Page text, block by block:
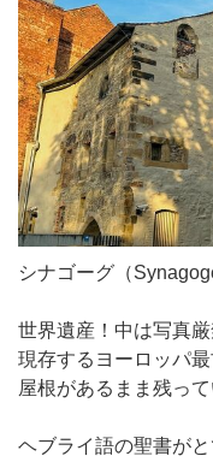
シナゴーグ（
世界遺産！中は写真厳
現存するヨーロッパ
屋根があるまま残っ
ヘブライ語の聖書が